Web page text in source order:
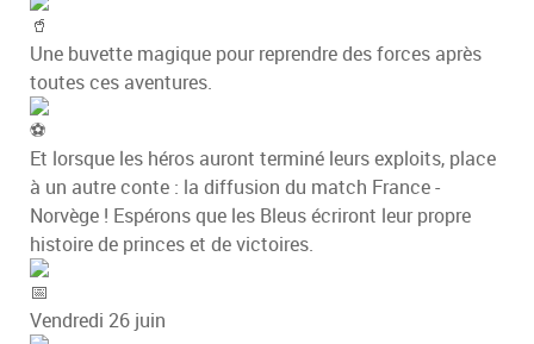
Une buvette magique pour reprendre des forces après
toutes ces aventures.
Et lorsque les héros auront terminé leurs exploits, place
à un autre conte : la diffusion du match France -
Norvège ! Espérons que les Bleus écriront leur propre
histoire de princes et de victoires.
Vendredi 26 juin